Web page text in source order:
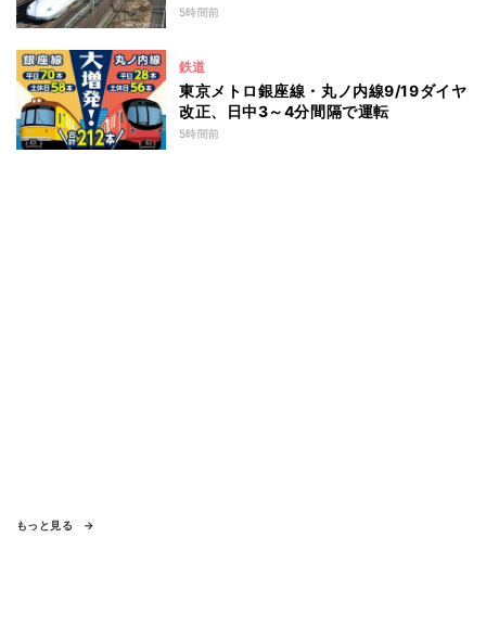
5時間前
鉄道
東京メトロ銀座線・丸ノ内線9/19ダイヤ
改正、日中3～4分間隔で運転
5時間前
もっと見る